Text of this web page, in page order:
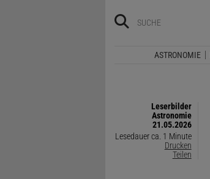
ASTRONOMIE
Leserbilder
Astronomie
21.05.2026
Lesedauer ca. 1 Minute
Drucken
Teilen